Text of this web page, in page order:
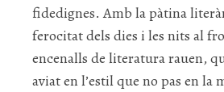
fidedignes. Amb la pàtina
ferocitat dels dies i les nits al
encenalls de literatura rauen,
aviat en l’estil que no pas en la